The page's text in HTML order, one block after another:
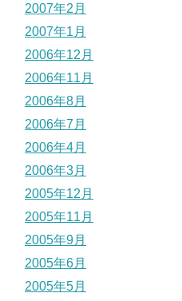
2007年2月
2007年1月
2006年12月
2006年11月
2006年8月
2006年7月
2006年4月
2006年3月
2005年12月
2005年11月
2005年9月
2005年6月
2005年5月